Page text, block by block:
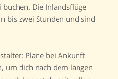
Die Inlandsflüge
bis zwei Stunden und sind
Plane bei Ankunft
um dich nach dem langen